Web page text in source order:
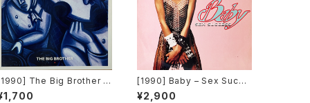
The Big Brother –
Time [A.Beat-C.]
[1990] Baby – Sex Succe
ss [High Energy]
¥2,900